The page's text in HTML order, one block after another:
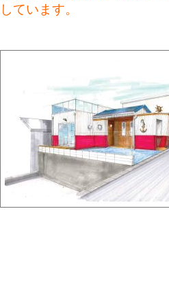
しています。